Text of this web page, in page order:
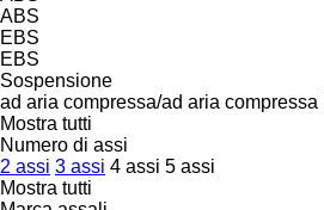
ABS
EBS
EBS
Sospensione
ad aria compressa/ad aria compressa
Mostra tutti
Numero di assi
2 assi 3 assi 4 assi 5 assi
Mostra tutti